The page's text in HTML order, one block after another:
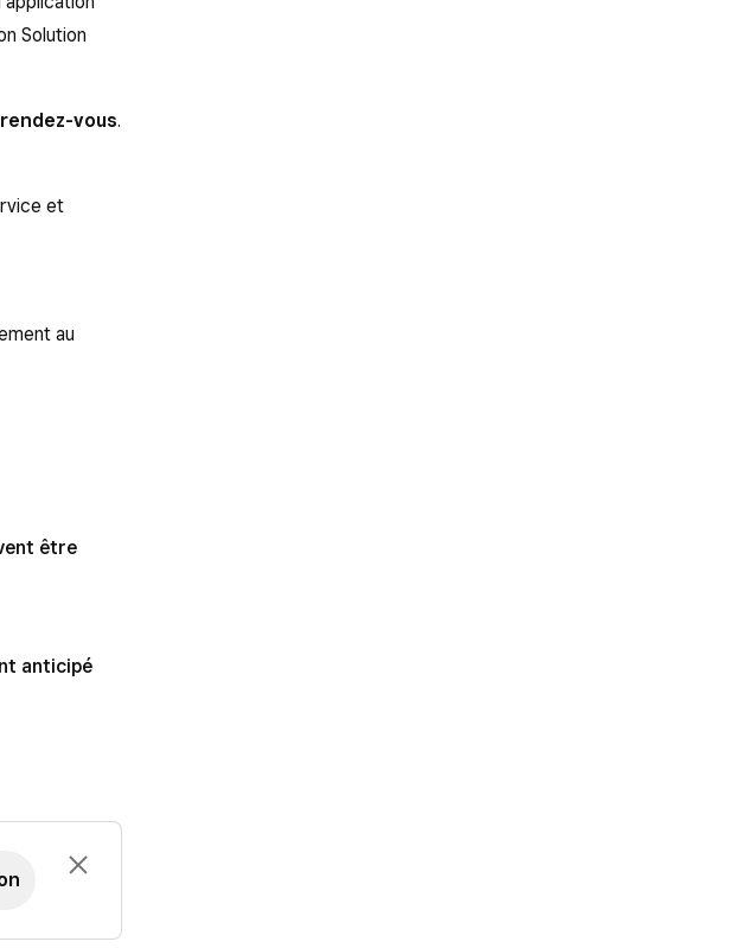
pour
appliqué
paiement.
Créer
à
Solution
vous.
et
au
être
anticipé